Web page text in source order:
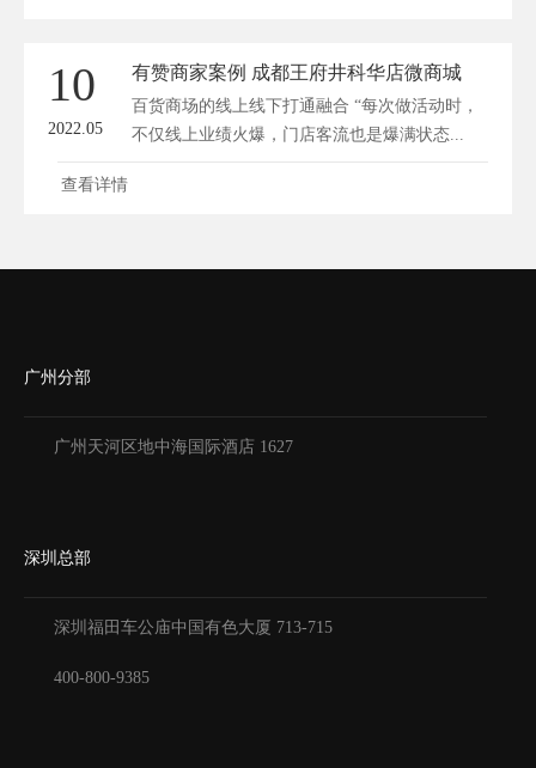
10
2022.05
有赞商家案例 成都王府井科华店微商城
百货商场的线上线下打通融合 “每次做活动时，
不仅线上业绩火爆，门店客流也是爆满状态...
查看详情
广州分部
广州天河区地中海国际酒店 1627
深圳总部
深圳福田车公庙中国有色大厦 713-715
400-800-9385